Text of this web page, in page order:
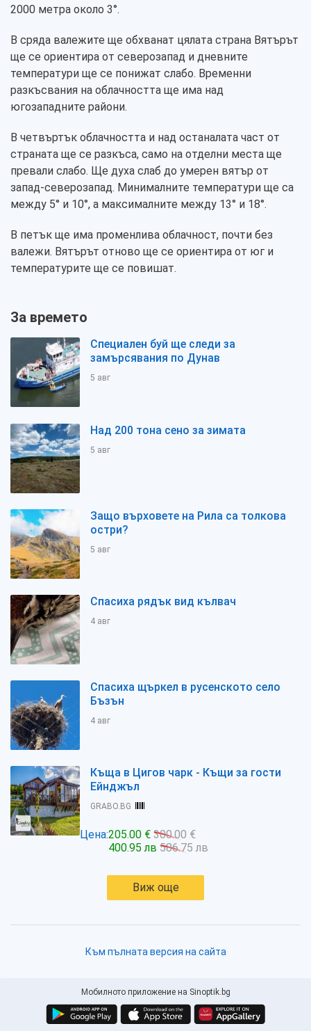
2000 метра около 3°.
В сряда валежите ще обхванат цялата страна Вятърът
ще се ориентира от северозапад и дневните
температури ще се понижат слабо. Временни
разкъсвания на облачността ще има над
югозападните райони.
В четвъртък облачността и над останалата част от
страната ще се разкъса, само на отделни места ще
превали слабо. Ще духа слаб до умерен вятър от
запад-северозапад. Минималните температури ще са
между 5° и 10°, а максималните между 13° и 18°.
В петък ще има променлива облачност, почти без
валежи. Вятърът отново ще се ориентира от юг и
температурите ще се повишат.
За времето
Специален буй ще следи за
замърсявания по Дунав
5 авг
Над 200 тона сено за зимата
5 авг
Защо върховете на Рила са толкова
остри?
5 авг
Спасиха рядък вид кълвач
4 авг
Спасиха щъркел в русенското село
Бъзън
4 авг
Къща в Цигов чарк - Къщи за гости
Ейнджъл
GRABO.BG
Цена:205.00 € 300.00 €
400.95 лв 586.75 лв
Виж още
Към пълната версия на сайта
Мобилното приложение на Sinoptik.bg